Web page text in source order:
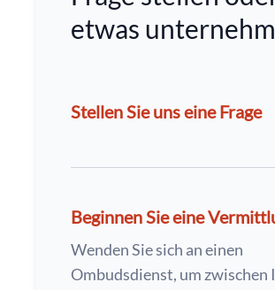
etwas
Stellen Sie uns eine Frage
Beginnen Sie eine
Wenden Sie sich an einen
Ombudsdienst, um zwischen